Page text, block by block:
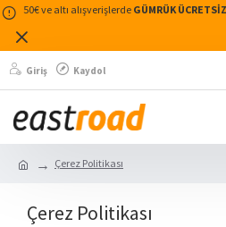
50€ ve altı alışverişlerde GÜMRÜK
Giriş Kaydol
Çerez Politikası
Çerez Politikası